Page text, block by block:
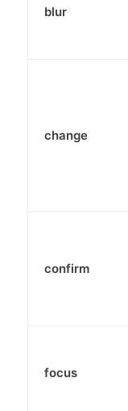
blur
change
confirm
focus